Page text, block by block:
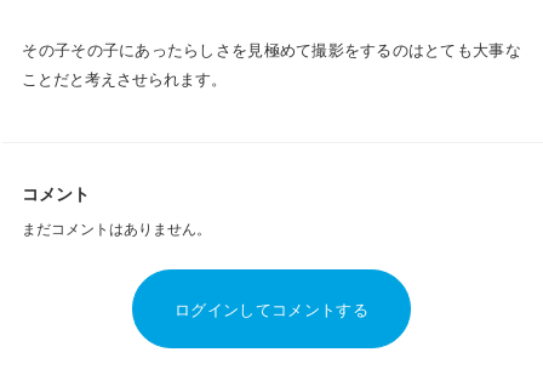
その子その子にあったらしさを見極めて撮影をするのはとても大事な
ことだと考えさせられます。
コメント
まだコメントはありません。
ログインしてコメントする